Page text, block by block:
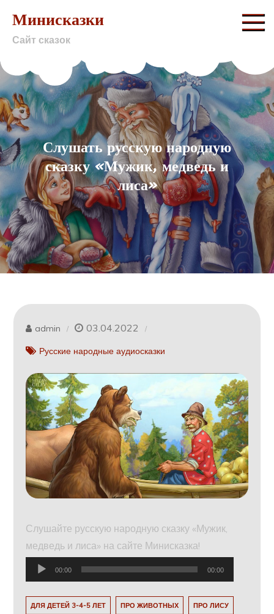
content
Минисказки
Сайт сказок
Слушать русскую народную
сказку «Мужик, медведь и
лиса»
admin 03.04.2022
Русские народные аудиосказки
Слушайте русскую народную сказку «Мужик,
медведь и лиса» на сайте Минисказка!
Аудиоплеер
00:00 00:00
ДЛЯ ДЕТЕЙ 3-4-5 ЛЕТ ПРО ЖИВОТНЫХ ПРО ЛИСУ